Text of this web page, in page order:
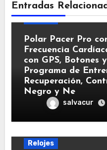
Entradas
Relojes
Polar Pacer Pro
Frecuencia
con GPS, Botones
Programa de
Recuperación,
Negro y Ne
salvacur
Relojes